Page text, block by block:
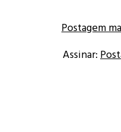
Postagem
Assinar: